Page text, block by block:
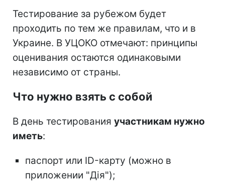
Тестирование за рубежом будет
проходить по тем же правилам, что и в
Украине. В УЦОКО отмечают: принципы
оценивания остаются одинаковыми
независимо от страны.
Что нужно взять с собой
В день тестирования участникам нужно
иметь:
паспорт или ID-карту (можно в
приложении "Дія");